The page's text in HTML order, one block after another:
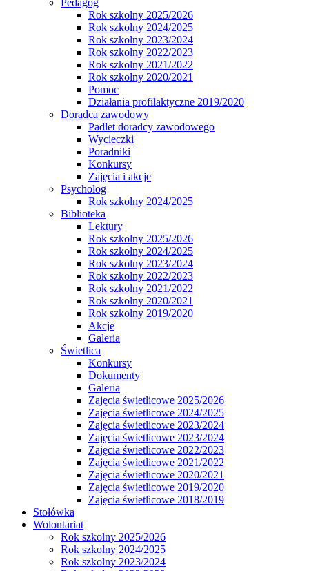
Rok szkolny 2025/2026
Rok szkolny 2024/2025
Rok szkolny 2023/2024
Rok szkolny 2022/2023
Rok szkolny 2021/2022
Rok szkolny 2020/2021
Pomoc
Działania profilaktyczne 2019/2020
Doradca zawodowy
Padlet doradcy zawodowego
Wycieczki
Poradniki
Konkursy
Zajęcia i akcje
Psycholog
Rok szkolny 2024/2025
Biblioteka
Lektury
Rok szkolny 2025/2026
Rok szkolny 2024/2025
Rok szkolny 2023/2024
Rok szkolny 2022/2023
Rok szkolny 2021/2022
Rok szkolny 2020/2021
Rok szkolny 2019/2020
Akcje
Galeria
Świetlica
Konkursy
Dokumenty
Galeria
Zajęcia świetlicowe 2025/2026
Zajęcia świetlicowe 2024/2025
Zajęcia świetlicowe 2023/2024
Zajęcia świetlicowe 2023/2024
Zajęcia świetlicowe 2022/2023
Zajęcia świetlicowe 2021/2022
Zajęcia świetlicowe 2020/2021
Zajęcia świetlicowe 2019/2020
Zajęcia świetlicowe 2018/2019
Stołówka
Wolontariat
Rok szkolny 2025/2026
Rok szkolny 2024/2025
Rok szkolny 2023/2024